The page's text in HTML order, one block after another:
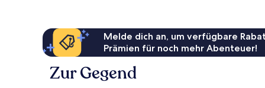
Melde dich an, um verfügbare
Prämien für noch mehr Abenteuer!
Zur Gegend